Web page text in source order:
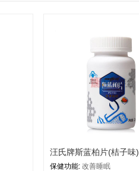
汪氏牌斯蓝柏片(桔子味)
保健功能: 改善睡眠